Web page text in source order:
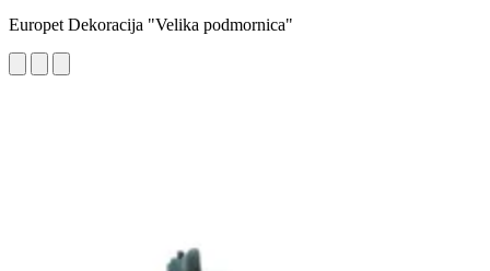
Europet Dekoracija "Velika podmornica"